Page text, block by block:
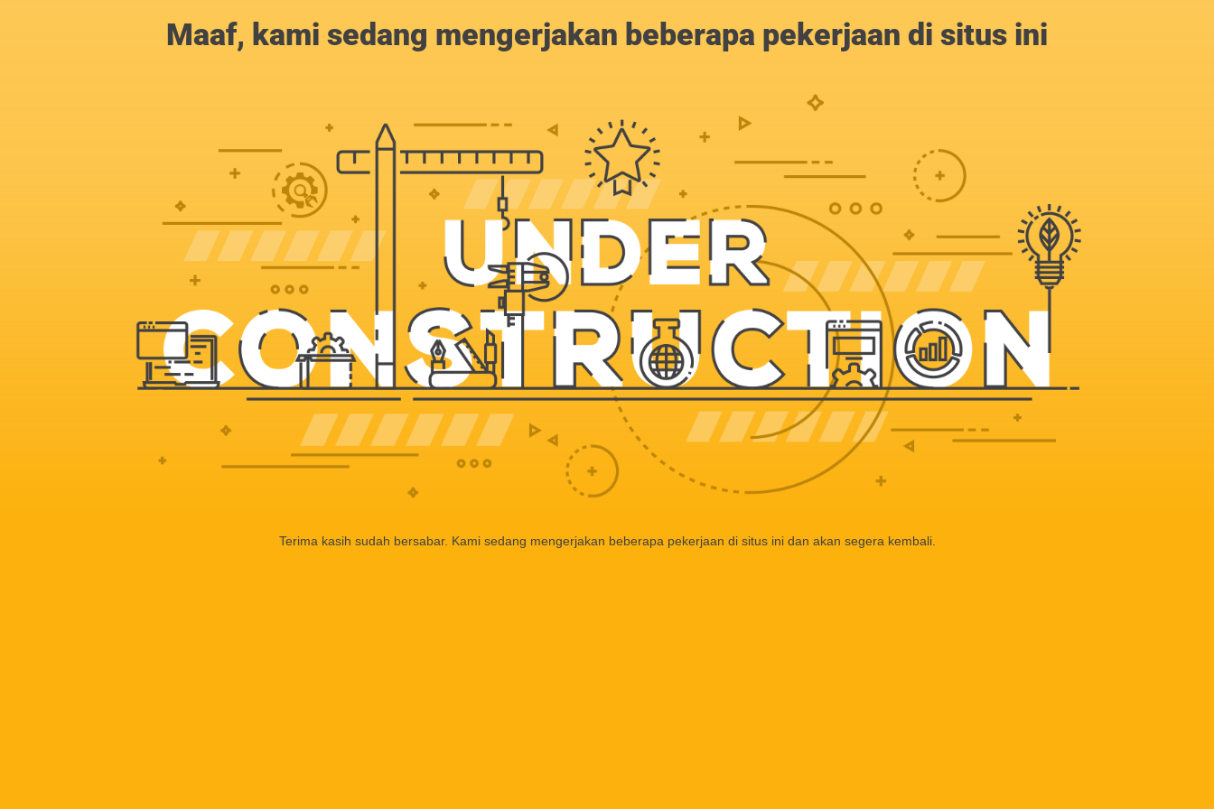
Maaf, kami sedang mengerjakan beberapa pekerjaan di situs ini
Terima kasih sudah bersabar. Kami sedang mengerjakan beberapa pekerjaan di situs ini dan akan segera kembali.